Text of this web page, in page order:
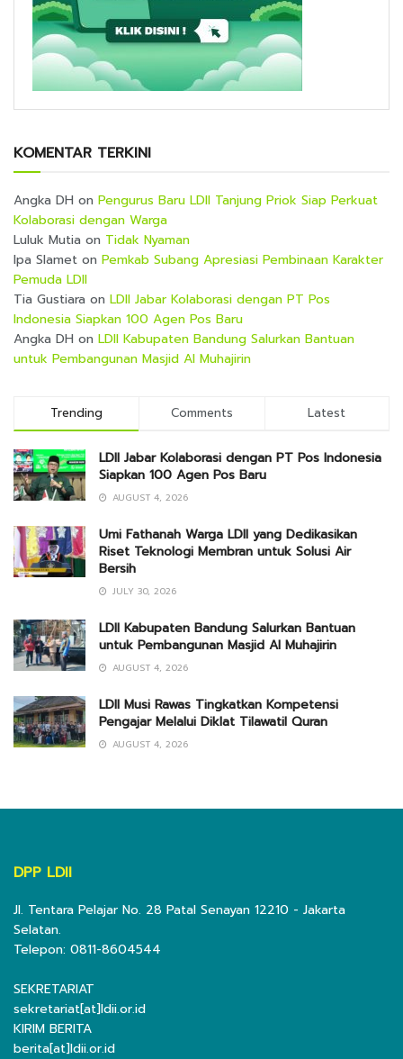
KOMENTAR TERKINI
Angka DH on Pengurus Baru LDII Tanjung Priok Siap Perkuat
Kolaborasi dengan Warga
Luluk Mutia on Tidak Nyaman
Ipa Slamet on Pemkab Subang Apresiasi Pembinaan Karakter
Pemuda LDII
Tia Gustiara on LDII Jabar Kolaborasi dengan PT Pos
Indonesia Siapkan 100 Agen Pos Baru
Angka DH on LDII Kabupaten Bandung Salurkan Bantuan
untuk Pembangunan Masjid Al Muhajirin
Trending Comments Latest
LDII Jabar Kolaborasi dengan PT Pos Indonesia
Siapkan 100 Agen Pos Baru
AUGUST 4, 2026
Umi Fathanah Warga LDII yang Dedikasikan
Riset Teknologi Membran untuk Solusi Air
Bersih
JULY 30, 2026
LDII Kabupaten Bandung Salurkan Bantuan
untuk Pembangunan Masjid Al Muhajirin
AUGUST 4, 2026
LDII Musi Rawas Tingkatkan Kompetensi
Pengajar Melalui Diklat Tilawatil Quran
AUGUST 4, 2026
DPP LDII
Jl. Tentara Pelajar No. 28 Patal Senayan 12210 - Jakarta
Selatan.
Telepon: 0811-8604544
SEKRETARIAT
sekretariat[at]ldii.or.id
KIRIM BERITA
berita[at]ldii.or.id